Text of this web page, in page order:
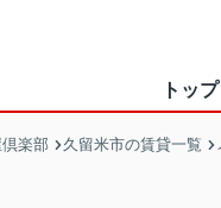
トップ
楽部 久留米市の賃貸一覧